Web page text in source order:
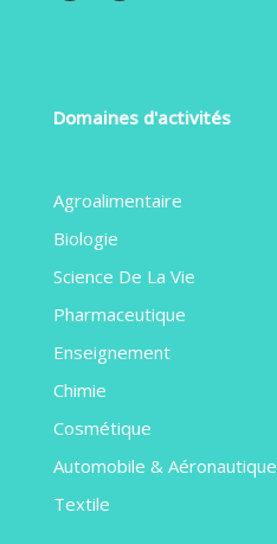
Domaines d'activités
Agroalimentaire
Biologie
Science De La Vie
Pharmaceutique
Enseignement
Chimie
Cosmétique
Automobile & Aéronautique
Textile